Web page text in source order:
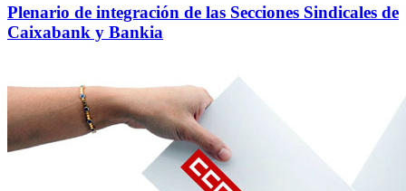
Plenario de integración de las Secciones Sindicales de
Caixabank y Bankia